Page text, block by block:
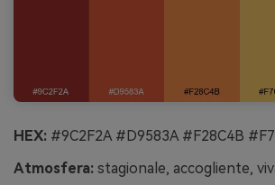
HEX: #9C2F2A #D9583A #F28C4B
Atmosfera: stagionale, accogliente,